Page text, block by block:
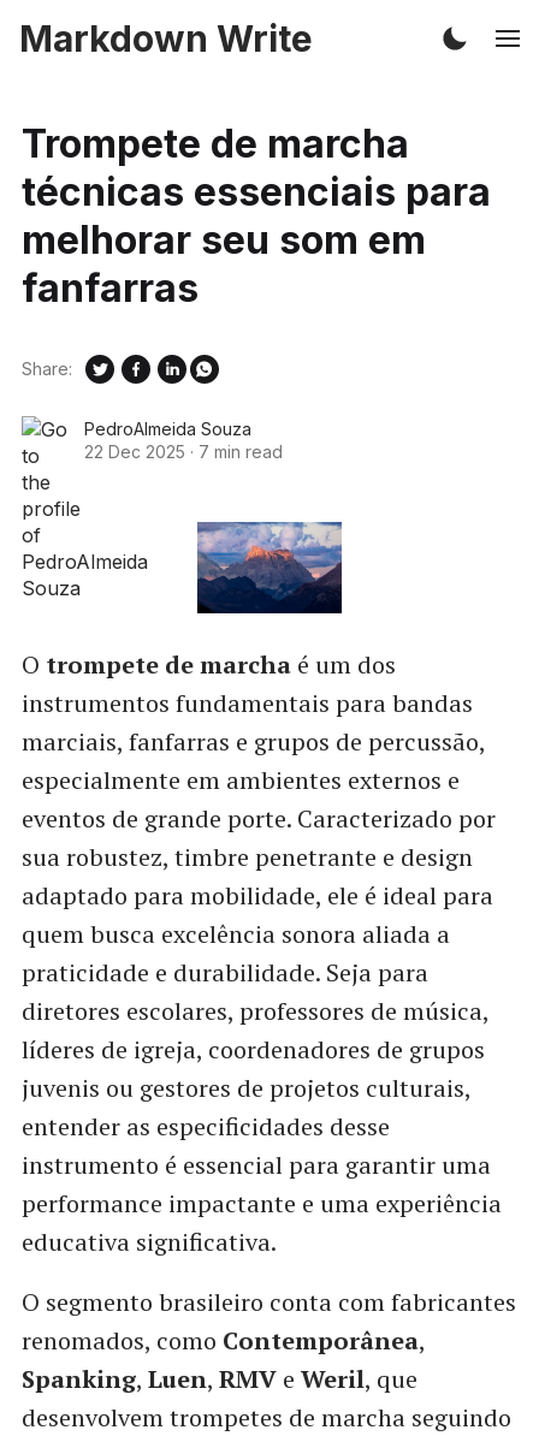
Markdown Write
Trompete de marcha
técnicas essenciais para
melhorar seu som em
fanfarras
PedroAlmeida Souza
22 Dec 2025 · 7 min read
Share:
O trompete de marchaé um dos
instrumentos fundamentais para bandas
marciais, fanfarras e grupos de percussão,
especialmente em ambientes externos e
eventos de grande porte. Caracterizado por
sua robustez, timbre penetrante e design
adaptado para mobilidade, ele é ideal para
quem busca excelência sonora aliada a
praticidade e durabilidade. Seja para
diretores escolares, professores de música,
líderes de igreja, coordenadores de grupos
juvenis ou gestores de projetos culturais,
entender as especificidades desse
instrumento é essencial para garantir uma
performance impactante e uma experiência
educativa significativa.
O segmento brasileiro conta com fabricantes
renomados, como Contemporânea,
Spanking, Luen, RMVe Weril, que
desenvolvem trompetes de marcha seguindo